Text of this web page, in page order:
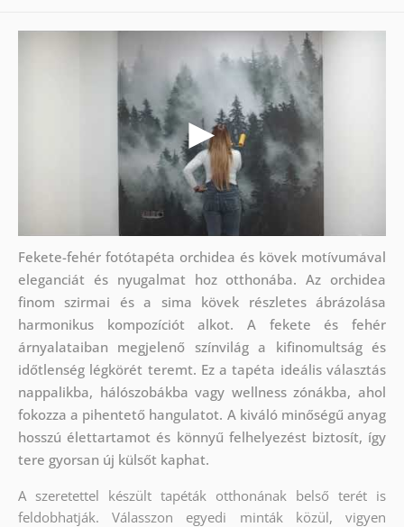
Fekete-fehér fotótapéta orchidea és kövek motívumával
eleganciát és nyugalmat hoz otthonába. Az orchidea
finom szirmai és a sima kövek részletes ábrázolása
harmonikus kompozíciót alkot. A fekete és fehér
árnyalataiban megjelenő színvilág a kifinomultság és
időtlenség légkörét teremt. Ez a tapéta ideális választás
nappalikba, hálószobákba vagy wellness zónákba, ahol
fokozza a pihentető hangulatot. A kiváló minőségű anyag
hosszú élettartamot és könnyű felhelyezést biztosít, így
tere gyorsan új külsőt kaphat.
A szeretettel készült tapéták otthonának belső terét is
feldobhatják. Válasszon egyedi minták közül, vigyen